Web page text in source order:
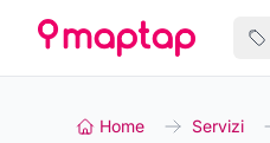
Home Servizi